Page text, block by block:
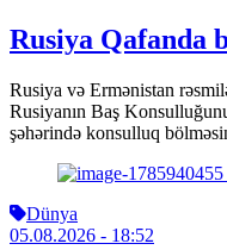
Rusiya Qafanda
Rusiya və Ermənistan
Rusiyanın Baş
şəhərində konsulluq
Dünya
05.08.2026 - 18:52